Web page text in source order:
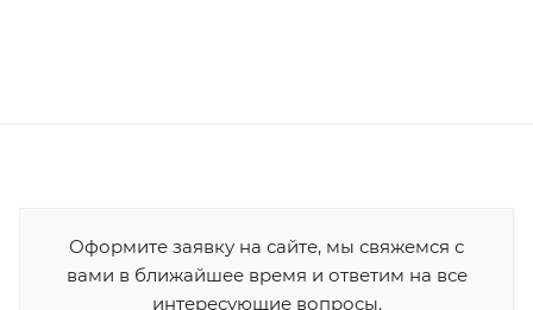
Оформите заявку на сайте, мы свяжемся с
вами в ближайшее время и ответим на все
интересующие вопросы.